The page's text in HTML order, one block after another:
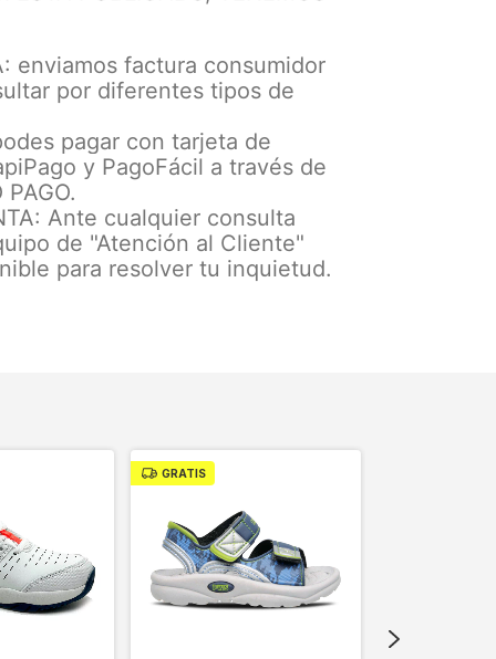
enviamos factura consumidor
por diferentes tipos de
pagar con tarjeta de
y PagoFácil a través de
PAGO.
Ante cualquier consulta
de "Atención al Cliente"
para resolver tu inquietud.
GRATIS